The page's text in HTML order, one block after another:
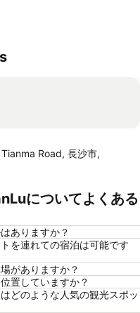
Road, 長沙市,
についてよくある
ありますか？
を連れての宿泊は可能です
がありますか？
置していますか？
どのような人気の観光スポッ